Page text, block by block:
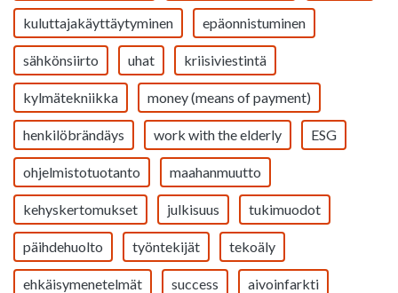
kuluttajakäyttäytyminen epäonnistuminen
sähkönsiirto uhat kriisiviestintä
kylmätekniikka money (means of payment)
henkilöbrändäys work with the elderly ESG
ohjelmistotuotanto maahanmuutto
kehyskertomukset julkisuus tukimuodot
päihdehuolto työntekijät tekoäly
ehkäisymenetelmät success aivoinfarkti